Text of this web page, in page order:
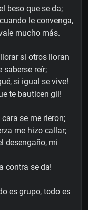
beso que se da;
le convenga,
mucho más.
si otros lloran
saberse reír;
si igual se vive!
te bauticen gil!
se me rieron;
me hizo callar;
desengaño, mi
contra se da!
es grupo, todo es